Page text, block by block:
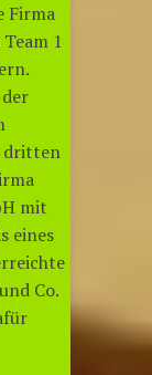
Firma
1
dritten
mit
eines
Co.